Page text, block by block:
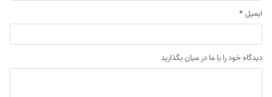
ایمیل *
دیدگاه خود را با ما در میان بگذارید